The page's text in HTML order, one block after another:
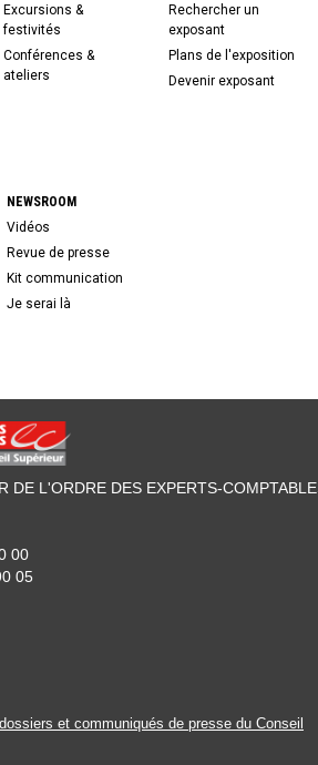
Excursions &
festivités
Conférences &
ateliers
Rechercher un
exposant
Plans de l'exposition
Devenir exposant
NEWSROOM
Vidéos
Revue de presse
Kit communication
Je serai là
DE L'ORDRE DES EXPERTS-
00
05
et communiqués de presse du Conseil